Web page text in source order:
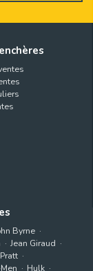
Byrne
Jean Giraud
Hulk